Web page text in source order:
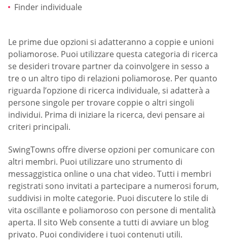
Finder individuale
Le prime due opzioni si adatteranno a coppie e unioni
poliamorose. Puoi utilizzare questa categoria di ricerca
se desideri trovare partner da coinvolgere in sesso a
tre o un altro tipo di relazioni poliamorose. Per quanto
riguarda l’opzione di ricerca individuale, si adatterà a
persone singole per trovare coppie o altri singoli
individui. Prima di iniziare la ricerca, devi pensare ai
criteri principali.
SwingTowns offre diverse opzioni per comunicare con
altri membri. Puoi utilizzare uno strumento di
messaggistica online o una chat video. Tutti i membri
registrati sono invitati a partecipare a numerosi forum,
suddivisi in molte categorie. Puoi discutere lo stile di
vita oscillante e poliamoroso con persone di mentalità
aperta. Il sito Web consente a tutti di avviare un blog
privato. Puoi condividere i tuoi contenuti utili.